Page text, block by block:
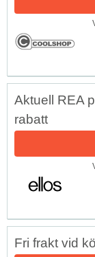
Aktuell REA
rabatt
Fri frakt vid